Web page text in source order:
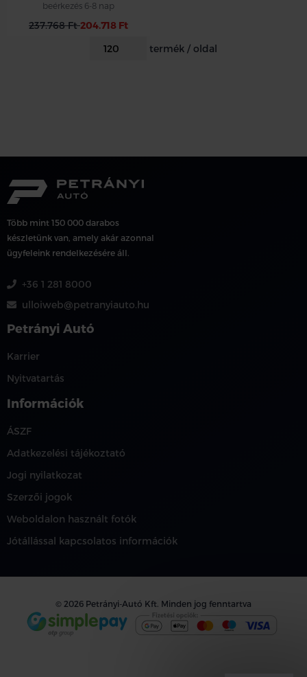
beérkezés 6-8 nap
237.768 Ft204.718 Ft
termék / oldal
Több mint 150 000 darabos
készletünk van, amely akár azonnal
ügyfeleink rendelkezésére áll.
+36 1 281 8000
ulloiweb@petranyiauto.hu
Petrányi Autó
Karrier
Nyitvatartás
Információk
ÁSZF
Adatkezelési tájékoztató
Jogi nyilatkozat
Szerzői jogok
Weboldalon használt fotók
Jótállással kapcsolatos információk
© 2026 Petrányi-Autó Kft. Minden jog fenntartva